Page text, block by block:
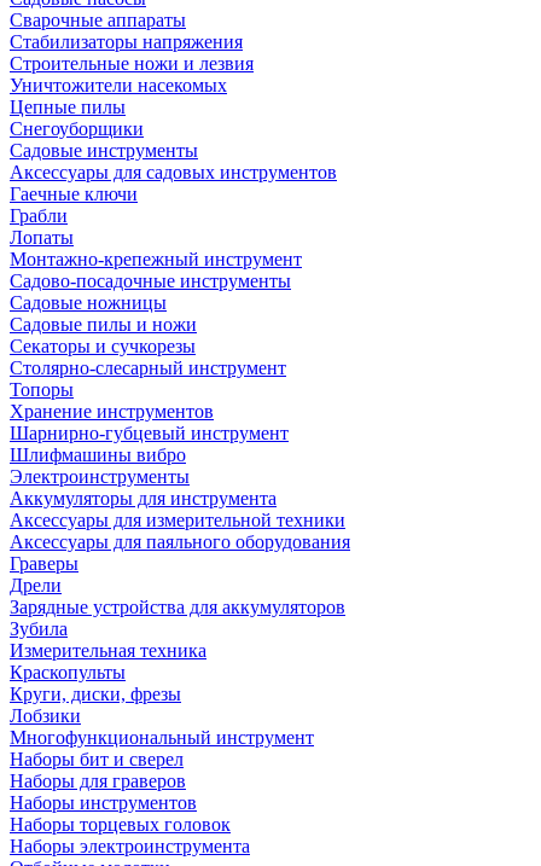
Сварочные аппараты
Стабилизаторы напряжения
Строительные ножи и лезвия
Уничтожители насекомых
Цепные пилы
Снегоуборщики
Садовые инструменты
Аксессуары для садовых инструментов
Гаечные ключи
Грабли
Лопаты
Монтажно-крепежный инструмент
Садово-посадочные инструменты
Садовые ножницы
Садовые пилы и ножи
Секаторы и сучкорезы
Столярно-слесарный инструмент
Топоры
Хранение инструментов
Шарнирно-губцевый инструмент
Шлифмашины вибро
Электроинструменты
Аккумуляторы для инструмента
Аксессуары для измерительной техники
Аксессуары для паяльного оборудования
Граверы
Дрели
Зарядные устройства для аккумуляторов
Зубила
Измерительная техника
Краскопульты
Круги, диски, фрезы
Лобзики
Многофункциональный инструмент
Наборы бит и сверел
Наборы для граверов
Наборы инструментов
Наборы торцевых головок
Наборы электроинструмента